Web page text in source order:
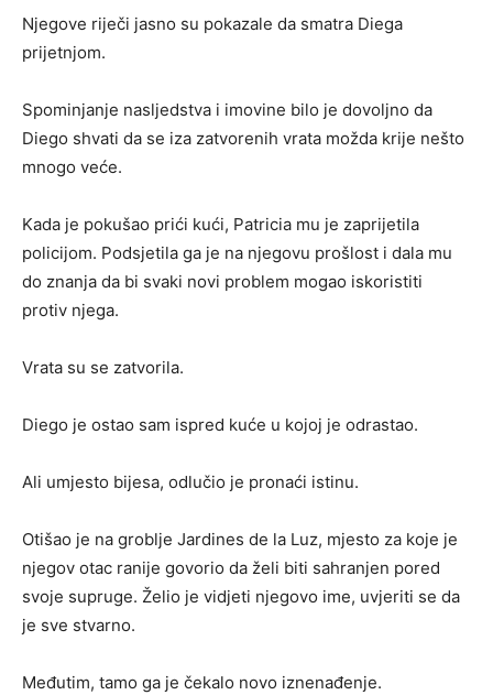
Njegove riječi jasno su pokazale da smatra Diega
prijetnjom.
Spominjanje nasljedstva i imovine bilo je dovoljno da
Diego shvati da se iza zatvorenih vrata možda krije nešto
mnogo veće.
Kada je pokušao prići kući, Patricia mu je zaprijetila
policijom. Podsjetila ga je na njegovu prošlost i dala mu
do znanja da bi svaki novi problem mogao iskoristiti
protiv njega.
Vrata su se zatvorila.
Diego je ostao sam ispred kuće u kojoj je odrastao.
Ali umjesto bijesa, odlučio je pronaći istinu.
Otišao je na groblje Jardines de la Luz, mjesto za koje je
njegov otac ranije govorio da želi biti sahranjen pored
svoje supruge. Želio je vidjeti njegovo ime, uvjeriti se da
je sve stvarno.
Međutim, tamo ga je čekalo novo iznenađenje.